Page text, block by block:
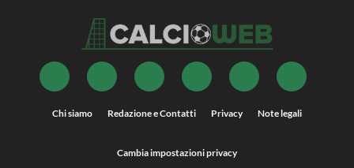
Chi siamo Redazione e Contatti Privacy Note legali
Cambia impostazioni privacy